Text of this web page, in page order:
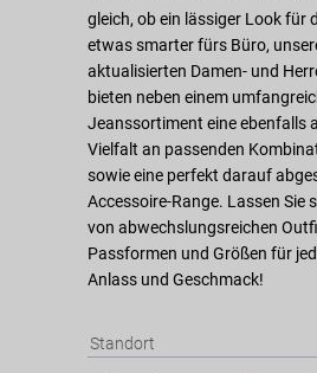
gleich, ob ein lässiger Look für
etwas smarter fürs Büro,
aktualisierten Damen- und
bieten neben einem
Jeanssortiment eine ebenfalls
Vielfalt an passenden
sowie eine perfekt darauf
Accessoire-Range. Lassen Sie
von abwechslungsreichen
Passformen und Größen für
Anlass und Geschmack!
Standort